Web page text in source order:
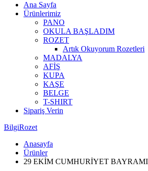
Ana Sayfa
Ürünlerimiz
PANO
OKULA BAŞLADIM
ROZET
Artık Okuyorum Rozetleri
MADALYA
AFİŞ
KUPA
KAŞE
BELGE
T-SHIRT
Sipariş Verin
BilgiRozet
Anasayfa
Ürünler
29 EKİM CUMHURİYET